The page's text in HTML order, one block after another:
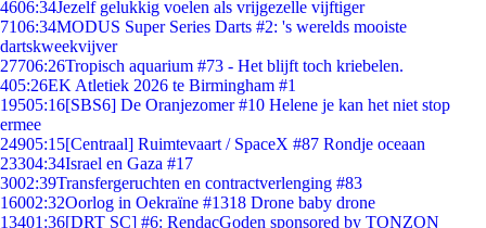
4606:34Jezelf gelukkig voelen als vrijgezelle vijftiger
7106:34MODUS Super Series Darts #2: 's werelds mooiste
dartskweekvijver
27706:26Tropisch aquarium #73 - Het blijft toch kriebelen.
405:26EK Atletiek 2026 te Birmingham #1
19505:16[SBS6] De Oranjezomer #10 Helene je kan het niet stop
ermee
24905:15[Centraal] Ruimtevaart / SpaceX #87 Rondje oceaan
23304:34Israel en Gaza #17
3002:39Transfergeruchten en contractverlenging #83
16002:32Oorlog in Oekraïne #1318 Drone baby drone
13401:36[DRT SC] #6: RendacGoden sponsored by TONZON